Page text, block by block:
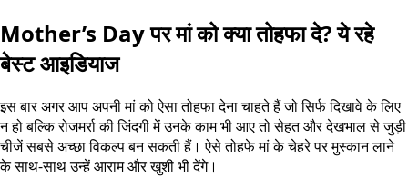
Mother’s Day पर मां को क्या तोहफा दे? ये रहे
बेस्ट आइडियाज
इस बार अगर आप अपनी मां को ऐसा तोहफा देना चाहते हैं जो सिर्फ दिखावे के लिए
न हो बल्कि रोजमर्रा की जिंदगी में उनके काम भी आए तो सेहत और देखभाल से जुड़ी
चीजें सबसे अच्छा विकल्प बन सकती हैं। ऐसे तोहफे मां के चेहरे पर मुस्कान लाने
के साथ-साथ उन्हें आराम और खुशी भी देंगे।